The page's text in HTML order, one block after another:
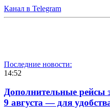
Канал в Telegram
Последние новости:
14:52
Дополнительные рейсы
9 августа — для